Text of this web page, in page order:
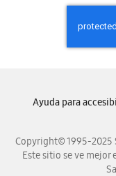
Copyright© 1995-2025
Este sitio se ve mejor
Ayuda para